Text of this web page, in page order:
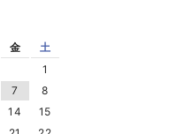
金
土
1
7
8
14
15